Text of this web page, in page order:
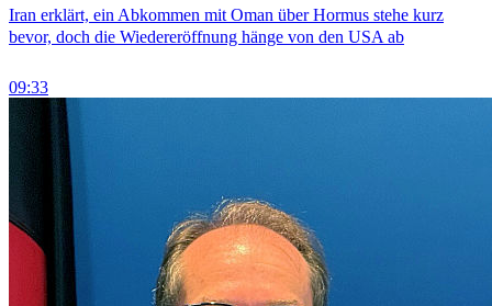
Iran erklärt, ein Abkommen mit Oman über Hormus stehe kurz
bevor, doch die Wiedereröffnung hänge von den USA ab
09:33